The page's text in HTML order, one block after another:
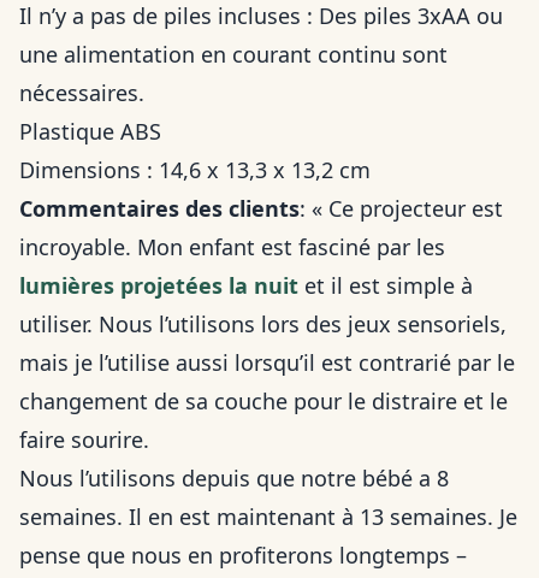
Il n’y a pas de piles incluses : Des piles 3xAA ou
une alimentation en courant continu sont
nécessaires.
Plastique ABS
Dimensions : 14,6 x 13,3 x 13,2 cm
Commentaires des clients: « Ce projecteur est
incroyable. Mon enfant est fasciné par les
lumières projetées la nuit et il est simple à
utiliser. Nous l’utilisons lors des jeux sensoriels,
mais je l’utilise aussi lorsqu’il est contrarié par le
changement de sa couche pour le distraire et le
faire sourire.
Nous l’utilisons depuis que notre bébé a 8
semaines. Il en est maintenant à 13 semaines. Je
pense que nous en profiterons longtemps –